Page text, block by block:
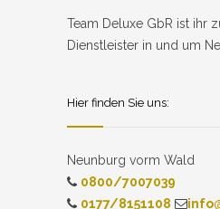
Team Deluxe GbR ist ihr
Dienstleister in und um
Hier finden Sie uns:
Neunburg vorm Wald
0800/7007039
0177/8151108